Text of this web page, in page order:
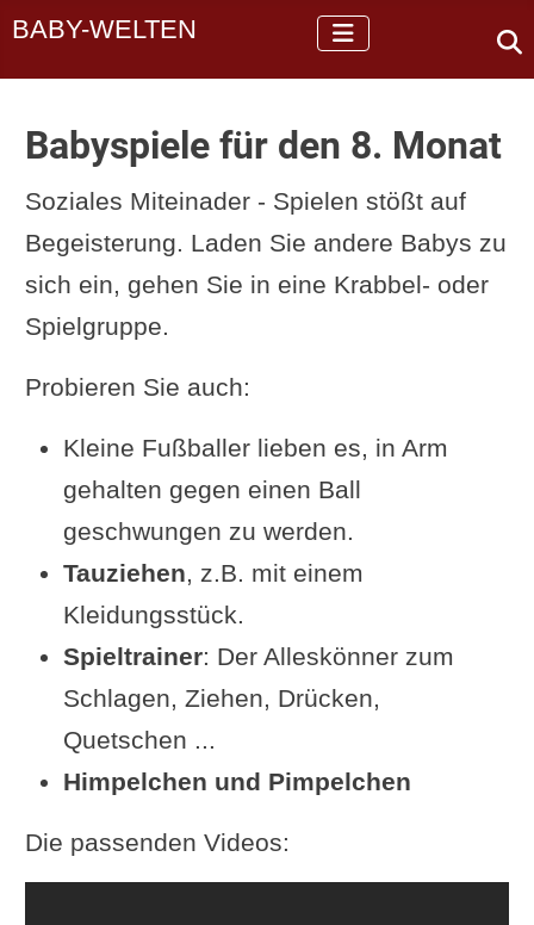
BABY-WELTEN
Babyspiele für den 8. Monat
Soziales Miteinader - Spielen stößt auf
Begeisterung. Laden Sie andere Babys zu
sich ein, gehen Sie in eine Krabbel- oder
Spielgruppe.
Probieren Sie auch:
Kleine Fußballer lieben es, in Arm
gehalten gegen einen Ball
geschwungen zu werden.
Tauziehen, z.B. mit einem
Kleidungsstück.
Spieltrainer: Der Alleskönner zum
Schlagen, Ziehen, Drücken,
Quetschen ...
Himpelchen und Pimpelchen
Die passenden Videos: